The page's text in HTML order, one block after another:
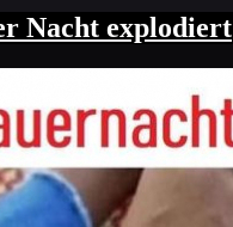
Nacht explodiert